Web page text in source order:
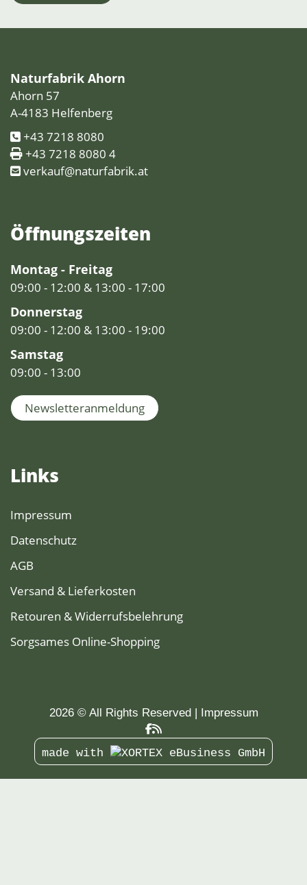
Naturfabrik Ahorn
Ahorn 57
A-4183 Helfenberg
+43 7218 8080
+43 7218 8080 4
verkauf@naturfabrik.at
Öffnungs­zeiten
Montag - Freitag
09:00 - 12:00 & 13:00 - 17:00
Donnerstag
09:00 - 12:00 & 13:00 - 19:00
Samstag
09:00 - 13:00
Newsletteranmeldung
Links
Impressum
Datenschutz
AGB
Versand & Lieferkosten
Retouren & Widerrufsbelehrung
Sorgsames Online-Shopping
2026 © All Rights Reserved Impressum
made with